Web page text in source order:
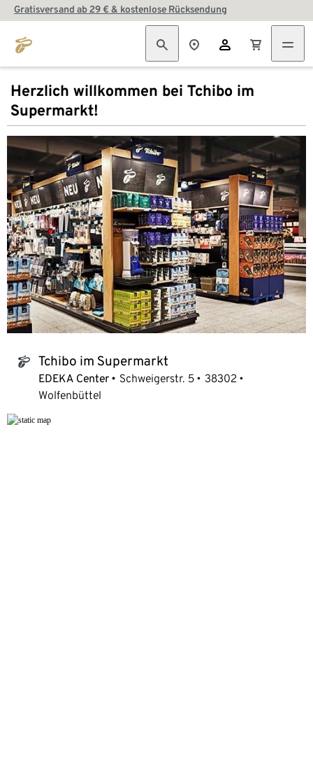
Gratisversand ab 29 € & kostenlose Rücksendung
Herzlich willkommen bei Tchibo im
Supermarkt!
tchibo_logo Tchibo im Supermarkt
EDEKA Center Schweigerstr. 5
38302
Wolfenbüttel